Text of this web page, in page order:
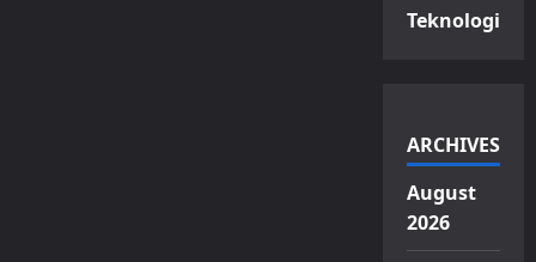
Teknologi
ARCHIVES
August
2026